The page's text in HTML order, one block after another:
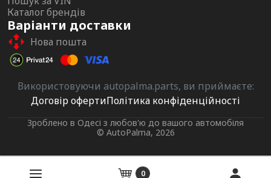
0
Каталог брендів
Варіанти доставки
Нова пошта
Використовуючи autopalma.parts, ви приймаєте:
Договір офертиПолітика конфіденційності
Зроблено в Одесі з любов'ю до вашого автомобіля
© AutoPalma, 2026